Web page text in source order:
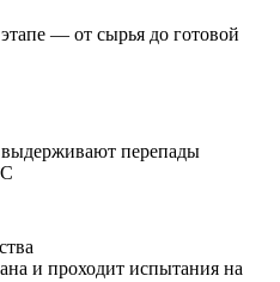
— от сырья до готовой
перепады
и проходит испытания на